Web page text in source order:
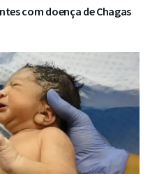
com doença de Chagas